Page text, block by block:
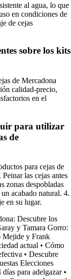
al agua, lo que
en condiciones de
de cejas
sobre los kits
de Mercadona
calidad-precio,
en el
para utilizar
de
para cejas de
las cejas antes
zonas despobladas
acabado natural. 4.
en su lugar.
Descubre los
y Tamara Gorro:
Mejide y Frank
actual • Cómo
• Descubre
Elecciones
para adelgazar•